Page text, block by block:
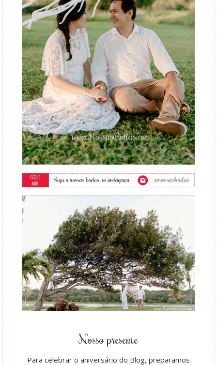
Nosso presente
Para celebrar o aniversário do Blog, preparamos